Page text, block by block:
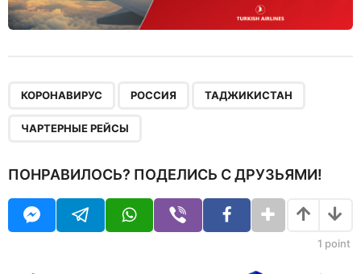
КОРОНАВИРУС РОССИЯ ТАДЖИКИСТАН
ЧАРТЕРНЫЕ РЕЙСЫ
ПОНРАВИЛОСЬ? ПОДЕЛИСЬ С ДРУЗЬЯМИ!
1 point